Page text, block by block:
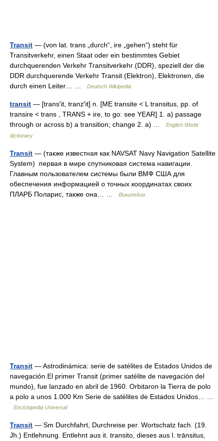
Transit — (von lat. trans „durch“, ire „gehen“) steht für
Transitverkehr, einen Staat oder ein bestimmtes Gebiet
durchquerenden Verkehr Transitverkehr (DDR), speziell der die
DDR durchquerende Verkehr Transit (Elektron), Elektronen, die
durch einen Leiter… …
Deutsch Wikipedia
transit — [trans′it, tranz′it] n. [ME transite < L transitus, pp. of
transire < trans , TRANS + ire, to go: see YEAR] 1. a) passage
through or across b) a transition; change 2. a) …
English World
dictionary
Transit — (также известная как NAVSAT Navy Navigation Satellite
System) первая в мире спутниковая система навигации.
Главным пользователем системы были ВМФ США для
обеспечения информацией о точных координатах своих
ПЛАРБ Поларис, также она… …
Википедия
Transit — Astrodinámica: serie de satélites de Estados Unidos de
navegación.El primer Transit (primer satélite de navegación del
mundo), fue lanzado en abril de 1960. Orbitaron la Tierra de polo
a polo a unos 1.000 Km Serie de satélites de Estados Unidos… …
Enciclopedia Universal
Transit — Sm Durchfahrt, Durchreise per. Wortschatz fach. (19.
Jh.) Entlehnung. Entlehnt aus it. transito, dieses aus l. trānsitus,